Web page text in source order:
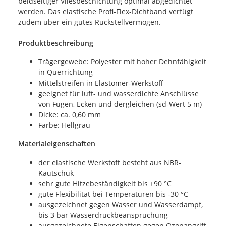
werden. Das elastische Profi-Flex-Dichtband verfügt
zudem über ein gutes Rückstellvermögen.
Produktbeschreibung
Trägergewebe: Polyester mit hoher Dehnfähigkeit
in Querrichtung
Mittelstreifen in Elastomer-Werkstoff
geeignet für luft- und wasserdichte Anschlüsse
von Fugen, Ecken und dergleichen (sd-Wert 5 m)
Dicke: ca. 0,60 mm
Farbe: Hellgrau
Materialeigenschaften
der elastische Werkstoff besteht aus NBR-
Kautschuk
sehr gute Hitzebeständigkeit bis +90 °C
gute Flexibilität bei Temperaturen bis -30 °C
ausgezeichnet gegen Wasser und Wasserdampf,
bis 3 bar Wasserdruckbeanspruchung